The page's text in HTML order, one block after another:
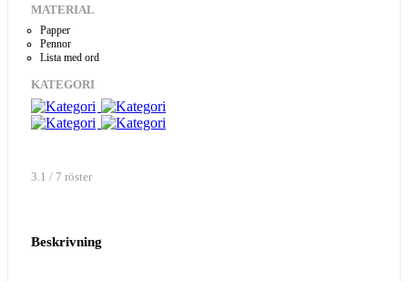
MATERIAL
Papper
Pennor
Lista med ord
KATEGORI
3.1 / 7 röster
Beskrivning